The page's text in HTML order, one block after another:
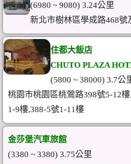
(6980 ~ 9080) 3.24公里
新北市樹林區學成路468號
住都大飯店
CHUTO PLAZA
(5800 ~ 38000) 3.7公
桃園市桃園區桃鶯路398號5-12
1-9樓,388-5號1-11樓
金莎堡汽車旅館
(3380 ~ 3380) 3.75公里